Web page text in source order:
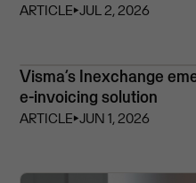
ARTICLE⏵JUL 2, 2026
Visma’s Inexchange
e-invoicing solution
ARTICLE⏵JUN 1, 2026